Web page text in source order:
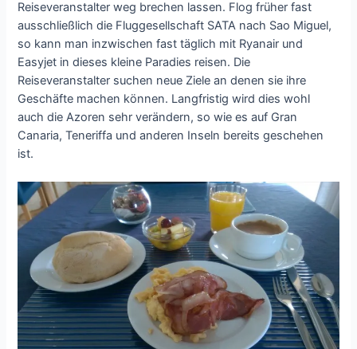
Reiseveranstalter weg brechen lassen. Flog früher fast
ausschließlich die Fluggesellschaft SATA nach Sao Miguel,
so kann man inzwischen fast täglich mit Ryanair und
Easyjet in dieses kleine Paradies reisen. Die
Reiseveranstalter suchen neue Ziele an denen sie ihre
Geschäfte machen können. Langfristig wird dies wohl
auch die Azoren sehr verändern, so wie es auf Gran
Canaria, Teneriffa und anderen Inseln bereits geschehen
ist.